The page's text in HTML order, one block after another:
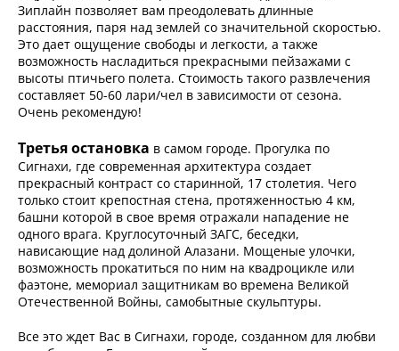
Зиплайн позволяет вам преодолевать длинные
расстояния, паря над землей со значительной скоростью.
Это дает ощущение свободы и легкости, а также
возможность насладиться прекрасными пейзажами с
высоты птичьего полета. Стоимость такого развлечения
составляет 50-60 лари/чел в зависимости от сезона.
Очень рекомендую!
Третья остановка в самом городе. Прогулка по
Сигнахи, где современная архитектура создает
прекрасный контраст со старинной, 17 столетия. Чего
только стоит крепостная стена, протяженностью 4 км,
башни которой в свое время отражали нападение не
одного врага. Круглосуточный ЗАГС, беседки,
нависающие над долиной Алазани. Мощеные улочки,
возможность прокатиться по ним на квадроцикле или
фаэтоне, мемориал защитникам во времена Великой
Отечественной Войны, самобытные скульптуры.
Все это ждет Вас в Сигнахи, городе, созданном для любви